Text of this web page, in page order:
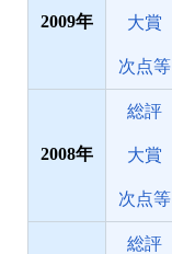
2009 大賞
次点等
2008
総評
大賞
次点等
総評